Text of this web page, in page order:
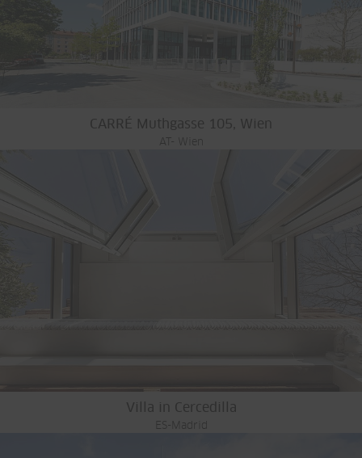
CARRÉ Muthgasse 105, Wien
AT- Wien
Villa in Cercedilla
ES-Madrid